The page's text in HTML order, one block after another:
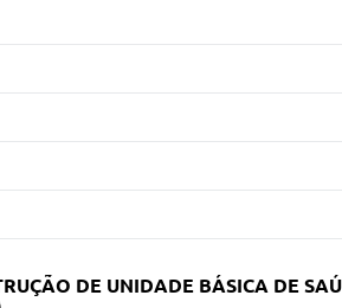
DE UNIDADE BÁSICA DE